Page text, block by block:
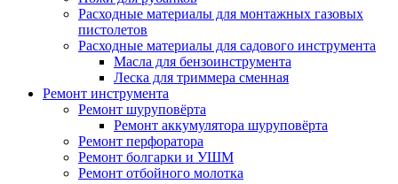
Расходные материалы для монтажных газовых
пистолетов
Расходные материалы для садового инструмента
Масла для бензоинструмента
Леска для триммера сменная
Ремонт инструмента
Ремонт шуруповёрта
Ремонт аккумулятора шуруповёрта
Ремонт перфоратора
Ремонт болгарки и УШМ
Ремонт отбойного молотка